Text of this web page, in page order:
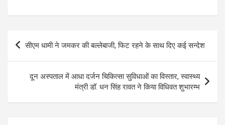
at
A
p
p
ce
b
o
o
k
e
gr
a
m
ail ar
e
Post
navigation
सीएम धामी ने जमकर की बल्लेबाजी, फिट रहने के साथ दिए कई सन्देश
दून अस्पताल में आधा दर्जन चिकित्सा सुविधाओं का विस्तार, स्वास्थ्य
मंत्री डॉ. धन सिंह रावत ने किया विधिवत शुभारम्भ